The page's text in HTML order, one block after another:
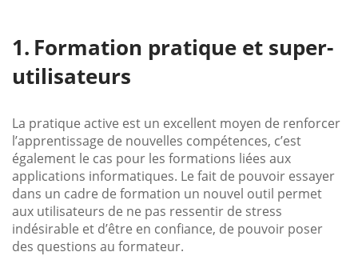
Formation pratique et super-
utilisateurs
La pratique active est un excellent moyen de renforcer
l’apprentissage de nouvelles compétences, c’est
également le cas pour les formations liées aux
applications informatiques. Le fait de pouvoir essayer
dans un cadre de formation un nouvel outil permet
aux utilisateurs de ne pas ressentir de stress
indésirable et d’être en confiance, de pouvoir poser
des questions au formateur.